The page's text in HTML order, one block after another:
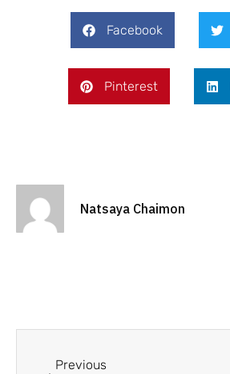
Facebook
Pinterest
Natsaya Chaimon
Previous